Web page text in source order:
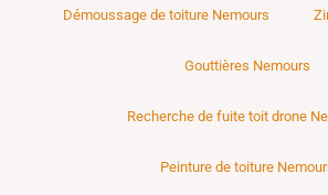
Démoussage de toiture Nemours
Gouttières Nemours
Recherche de fuite toit drone
Peinture de toiture